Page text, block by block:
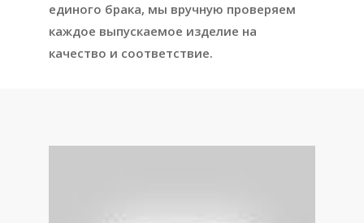
единого брака, мы вручную проверяем
каждое выпускаемое изделие на
качество и соответствие.